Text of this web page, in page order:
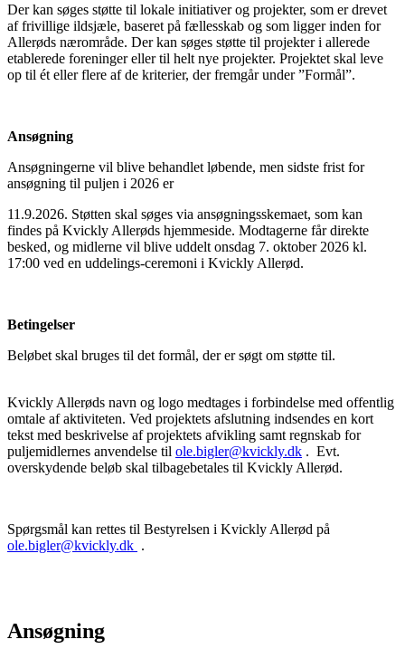
Der kan søges støtte til lokale initiativer og projekter, som er drevet
af frivillige ildsjæle, baseret på fællesskab og som ligger inden for
Allerøds nærområde. Der kan søges støtte til projekter i allerede
etablerede foreninger eller til helt nye projekter. Projektet skal leve
op til ét eller flere af de kriterier, der fremgår under ”Formål”.
Ansøgning
Ansøgningerne vil blive behandlet løbende, men sidste frist for
ansøgning til puljen i 2026 er
11.9.2026. Støtten skal søges via ansøgningsskemaet, som kan
findes på Kvickly Allerøds hjemmeside. Modtagerne får direkte
besked, og midlerne vil blive uddelt onsdag 7. oktober 2026 kl.
17:00 ved en uddelings-ceremoni i Kvickly Allerød.
Betingelser
Beløbet skal bruges til det formål, der er søgt om støtte til.
Kvickly Allerøds navn og logo medtages i forbindelse med offentlig
omtale af aktiviteten. Ved projektets afslutning indsendes en kort
tekst med beskrivelse af projektets afvikling samt regnskab for
puljemidlernes anvendelse til ole.bigler@kvickly.dk . Evt.
overskydende beløb skal tilbagebetales til Kvickly Allerød.
Spørgsmål kan rettes til Bestyrelsen i Kvickly Allerød på
ole.bigler@kvickly.dk .
Ansøgning